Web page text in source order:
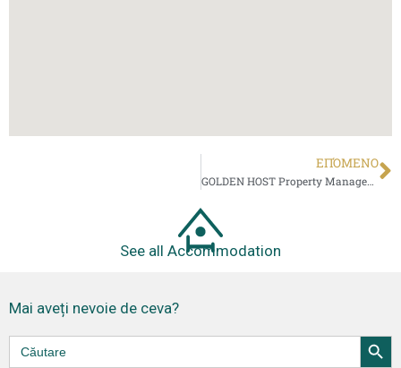
ΕΠΌΜΕΝΟ
GOLDEN HOST Property Management
See all Accommodation
Mai aveți nevoie de ceva?
Search
for:
Search